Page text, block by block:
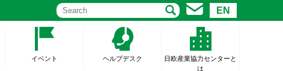
EN
イベント ヘルプデスク
日欧産業協力センターと
は